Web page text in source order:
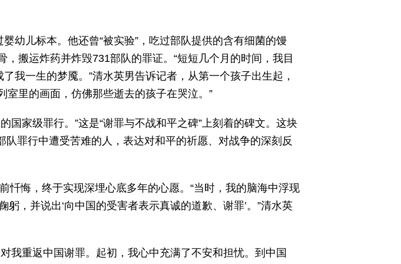
幼儿标本。他还曾“被实验”，吃过部队提供的含有细菌的馒
搬运炸药并炸毁731部队的罪证。“短短几个月的时间，我目
我一生的梦魇。”清水英男告诉记者，从第一个孩子出生起，
室里的画面，仿佛那些逝去的孩子在哭泣。”
国家级罪行。”这是“谢罪与不战和平之碑”上刻着的碑文。这块
罪行中遭受苦难的人，表达对和平的祈愿、对战争的深刻反
忏悔，终于实现深埋心底多年的心愿。“当时，我的脑海中浮现
，并说出‘向中国的受害者表示真诚的道歉、谢罪’。”清水英
我重返中国谢罪。起初，我心中充满了不安和担忧。到中国